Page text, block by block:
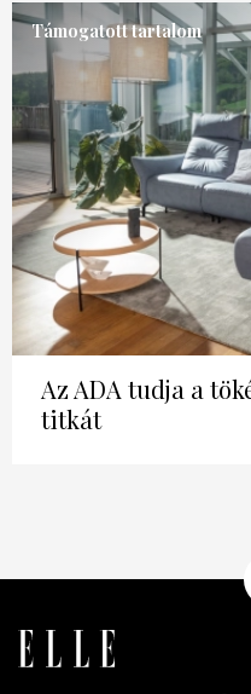
ÉLETMÓD
PÁRKAPCSOLAT
DECOR
Hírek
Trendek
Szobák
Ötletek
Szép terek
HOROSZKÓP
SZTÁRHÍREK
BUSINESS
ANYA
AWARDS
Támogatott tartalom
Az ADA tudja a
titkát